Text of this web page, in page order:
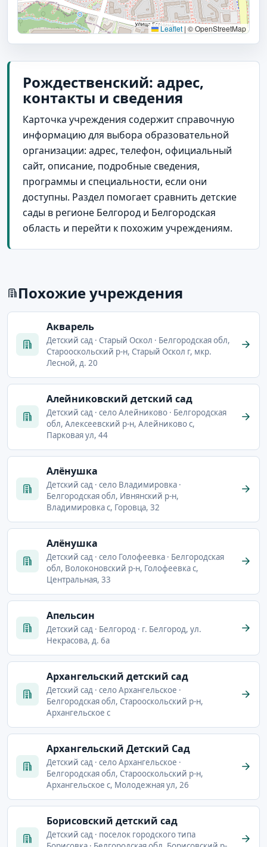
Leaflet | © OpenStreetMap
Рождественский: адрес,
контакты и сведения
Карточка учреждения содержит справочную
информацию для выбора образовательной
организации: адрес, телефон, официальный
сайт, описание, подробные сведения,
программы и специальности, если они
доступны. Раздел помогает сравнить детские
сады в регионе Белгород и Белгородская
область и перейти к похожим учреждениям.
Похожие учреждения
Акварель
Детский сад · Старый Оскол · Белгородская обл,
Старооскольский р-н, Старый Оскол г, мкр.
Лесной, д. 20
Алейниковский детский сад
Детский сад · село Алейниково · Белгородская
обл, Алексеевский р-н, Алейниково с,
Парковая ул, 44
Алёнушка
Детский сад · село Владимировка ·
Белгородская обл, Ивнянский р-н,
Владимировка с, Горовца, 32
Алёнушка
Детский сад · село Голофеевка · Белгородская
обл, Волоконовский р-н, Голофеевка с,
Центральная, 33
Апельсин
Детский сад · Белгород · г. Белгород, ул.
Некрасова, д. 6а
Архангельский детский сад
Детский сад · село Архангельское ·
Белгородская обл, Старооскольский р-н,
Архангельское с
Архангельский Детский Сад
Детский сад · село Архангельское ·
Белгородская обл, Старооскольский р-н,
Архангельское с, Молодежная ул, 26
Борисовский детский сад
Детский сад · поселок городского типа